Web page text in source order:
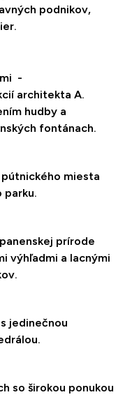
podnikov,
-
architekta A.
hudby a
fontánach.
miesta
parku.
prírode
výhľadmi a lacnými
jedinečnou
so širokou ponukou